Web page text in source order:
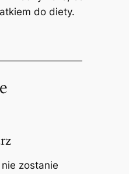
do diety.
zostanie